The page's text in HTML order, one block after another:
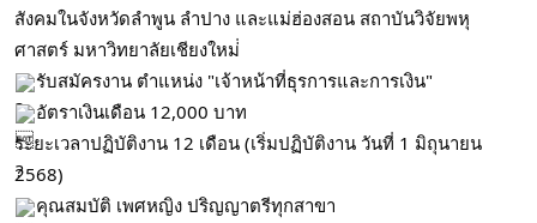
สังคมในจังหวัดลำพูน ลำปาง และแม่ฮ่องสอน สถาบันวิจัยพหุ
ศาสตร์ มหาวิทยาลัยเชียงใหม่่
รับสมัครงาน ตำแหน่ง "เจ้าหน้าที่ธุรการและการเงิน"
อัตราเงินเดือน 12,000 บาท
ระยะเวลาปฏิบัติงาน 12 เดือน (เริ่มปฏิบัติงาน วันที่ 1 มิถุนายน
2568)
คุณสมบัติ เพศหญิง ปริญญาตรีทุกสาขา